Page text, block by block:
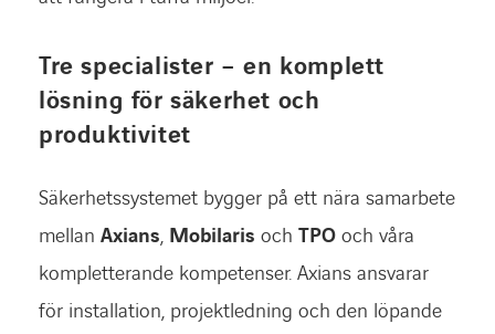
Tre specialister – en komplett
lösning för säkerhet och
produktivitet
Säkerhetssystemet bygger på ett nära samarbete
mellan Axians, Mobilaris och TPO och våra
kompletterande kompetenser. Axians ansvarar
för installation, projektledning och den löpande